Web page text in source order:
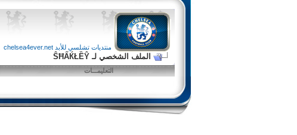
منتديات تشلسي للأبد chelsea4ever.net
الملف الشخصي لـ ŜĦẤЌŁỀŶ
التعليمـــات